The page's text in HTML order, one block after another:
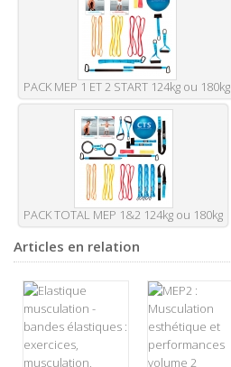
PACK MEP 1 ET 2 START 124kg ou 180kg
PACK TOTAL MEP 1&2 124kg ou 180kg
Articles en relation